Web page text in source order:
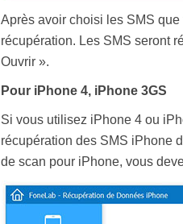
Après avoir choisi les SMS
récupération. Les SMS seront
Ouvrir ».
Pour iPhone 4, iPhone 3GS
Si vous utilisez iPhone 4 ou
récupération des SMS iPhone
de scan pour iPhone, vous